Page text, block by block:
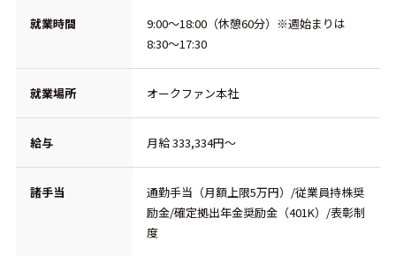
就業時間
9:00～18:00（休憩60分）※週始まりは
8:30～17:30
就業場所 オークファン本社
給与 月給 333,334円～
諸手当
通勤手当（月額上限5万円）/従業員持株奨
励金/確定拠出年金奨励金（401K）/表彰制
度